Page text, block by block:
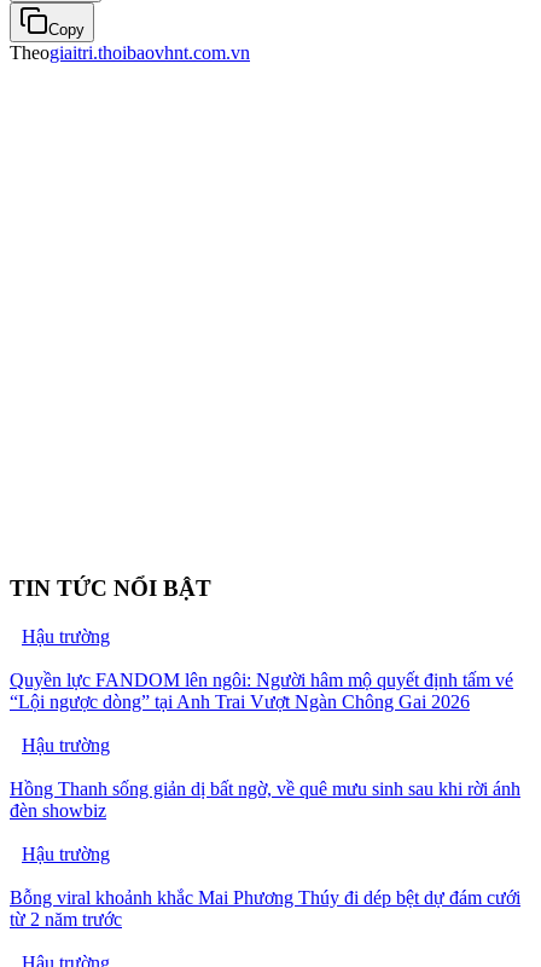
Copy
Theogiaitri.thoibaovhnt.com.vn
TIN TỨC NỔI BẬT
Hậu trường
Quyền lực FANDOM lên ngôi: Người hâm mộ quyết định tấm vé
“Lội ngược dòng” tại Anh Trai Vượt Ngàn Chông Gai 2026
Hậu trường
Hồng Thanh sống giản dị bất ngờ, về quê mưu sinh sau khi rời ánh
đèn showbiz
Hậu trường
Bỗng viral khoảnh khắc Mai Phương Thúy đi dép bệt dự đám cưới
từ 2 năm trước